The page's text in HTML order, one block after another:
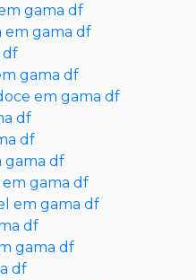
gama df
em gama df
df
gama df
em gama df
df
df
gama df
gama df
em gama df
df
gama df
df